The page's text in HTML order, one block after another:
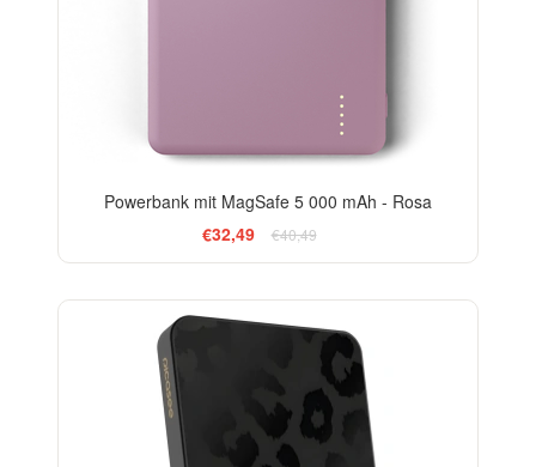
Powerbank mit MagSafe 5 000 mAh - Rosa
€32,49
€40,49